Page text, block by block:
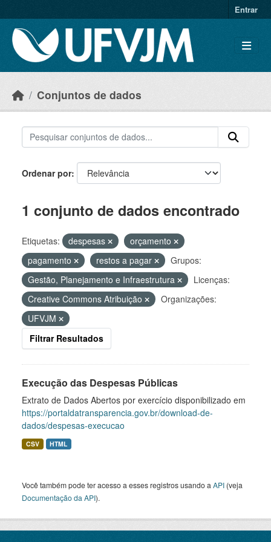
Entrar
Conjuntos de dados
Ordenar por
1 conjunto de dados encontrado
Etiquetas: despesas
orçamento
pagamento
restos a pagar
Grupos:
Gestão, Planejamento e Infraestrutura
Licenças:
Creative Commons Atribuição
Organizações:
UFVJM
Filtrar Resultados
Execução das Despesas Públicas
Extrato de Dados Abertos por exercício disponibilizado em
https://portaldatransparencia.gov.br/download-de-
dados/despesas-execucao
CSV HTML
Você também pode ter acesso a esses registros usando a API (veja
Documentação da API).